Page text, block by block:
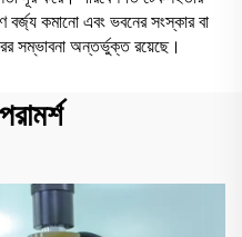
কমানো এবং ভবনের সংস্কার বা
সম্ভাবনা অন্তর্ভুক্ত রয়েছে।